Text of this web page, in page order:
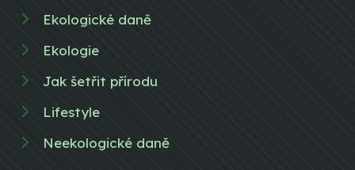
Ekologické daně
Ekologie
Jak šetřit přírodu
Lifestyle
Neekologické daně